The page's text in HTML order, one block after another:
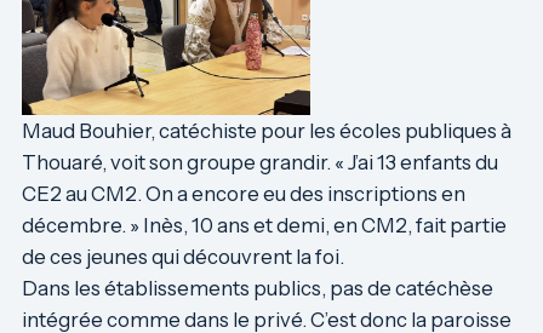
Maud Bouhier, catéchiste pour les écoles publiques à
Thouaré, voit son groupe grandir. « J’ai 13 enfants du
CE2 au CM2. On a encore eu des inscriptions en
décembre. » Inès, 10 ans et demi, en CM2, fait partie
de ces jeunes qui découvrent la foi.
Dans les établissements publics, pas de catéchèse
intégrée comme dans le privé. C’est donc la paroisse